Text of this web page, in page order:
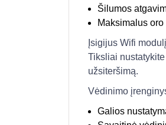
Šilumos
Maksimalus
Įsigijus Wifi
Tiksliai
užsiteršimą.
Vėdinimo
Galios